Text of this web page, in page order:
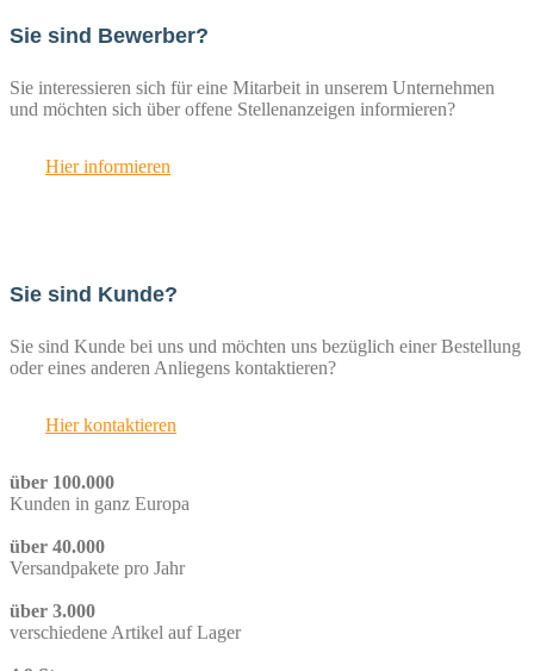
Sie sind Bewerber?
Sie interessieren sich für eine Mitarbeit in unserem Unternehmen
und möchten sich über offene Stellenanzeigen informieren?
Hier informieren
Sie sind Kunde?
Sie sind Kunde bei uns und möchten uns bezüglich einer Bestellung
oder eines anderen Anliegens kontaktieren?
Hier kontaktieren
über 100.000
Kunden in ganz Europa
über 40.000
Versandpakete pro Jahr
über 3.000
verschiedene Artikel auf Lager